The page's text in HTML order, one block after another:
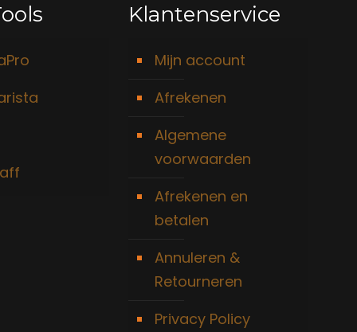
Klantenservice
Mijn account
Afrekenen
Algemene
voorwaarden
Afrekenen en
betalen
Annuleren &
Retourneren
Privacy Policy